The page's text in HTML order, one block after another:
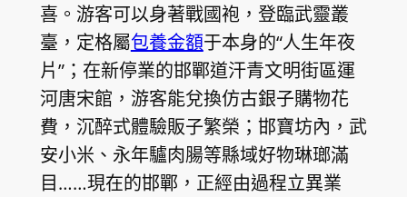
喜。游客可以身著戰國袍，登臨武靈叢
臺，定格屬包養金額于本身的“人生年夜
片”；在新停業的邯鄲道汗青文明街區運
河唐宋館，游客能兌換仿古銀子購物花
費，沉醉式體驗販子繁榮；邯寶坊內，武
安小米、永年驢肉腸等縣域好物琳瑯滿
目……現在的邯鄲，正經由過程立異業